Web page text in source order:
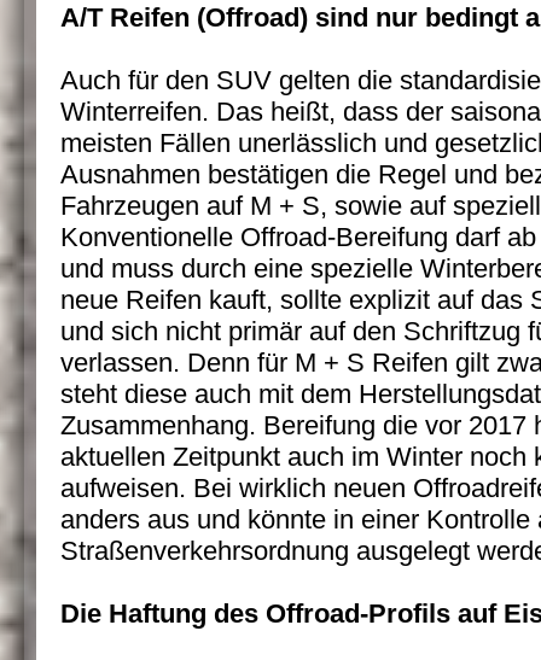
A/T Reifen (Offroad) sind nur bedingt
Auch für den SUV gelten die
Winterreifen. Das heißt, dass der
meisten Fällen unerlässlich und
Ausnahmen bestätigen die Regel und
Fahrzeugen auf M + S, sowie auf
Konventionelle Offroad-Bereifung darf
und muss durch eine spezielle
neue Reifen kauft, sollte explizit auf das
und sich nicht primär auf den Schriftzug
verlassen. Denn für M + S Reifen gilt
steht diese auch mit dem
Zusammenhang. Bereifung die vor 2017
aktuellen Zeitpunkt auch im Winter noch
aufweisen. Bei wirklich neuen
anders aus und könnte in einer
Straßenverkehrsordnung ausgelegt
Die Haftung des Offroad-Profils auf